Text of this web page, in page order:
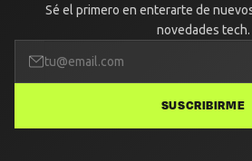
Sé el primero en enterarte de
novedades tech.
SUSCRIBIRME